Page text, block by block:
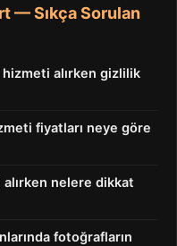
— Sıkça Sorulan
alırken gizlilik
fiyatları neye göre
nelere dikkat
fotoğrafların